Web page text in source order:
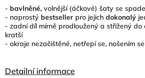
- bavlněné, volnější (áčkové) šaty se
- naprostý bestseller pro jejich dokonalý
- zadní díl mírně prodloužený a střižený do
kratší
- okraje nezačištěné, netřepí se, nošením
Detailní informace